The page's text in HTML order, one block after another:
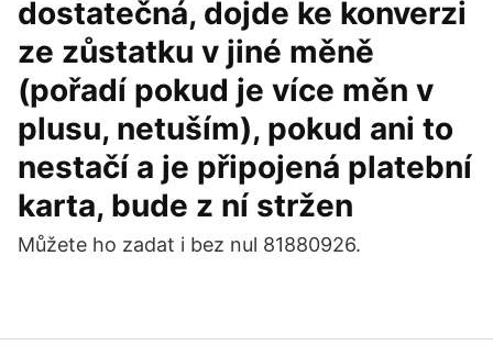
dostatečná, dojde ke konverzi
ze zůstatku v jiné měně
(pořadí pokud je více měn v
plusu, netuším), pokud ani to
nestačí a je připojená platební
karta, bude z ní stržen
Můžete ho zadat i bez nul 81880926.